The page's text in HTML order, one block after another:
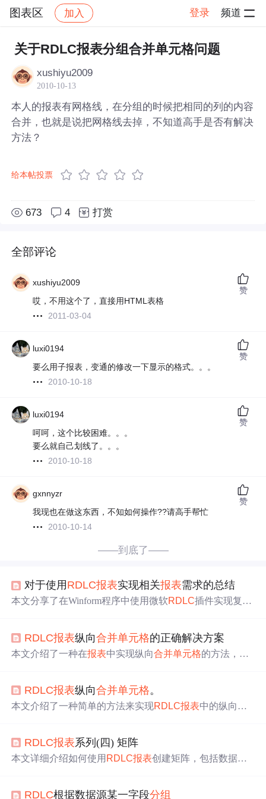
图表区 加入 登录 频道
社区 图表区 帖子详情
关于RDLC报表分组合并单元格问题
xushiyu2009
2010-10-13
本人的报表有网格线，在分组的时候把相同的列的内容
合并，也就是说把网格线去掉，不知道高手是否有解决
方法？
给本帖投票
673 4 打赏
全部评论
xushiyu2009
哎，不用这个了，直接用HTML表格
2011-03-04
赞
luxi0194
要么用子报表，变通的修改一下显示的格式。。。
2010-10-18
赞
luxi0194
呵呵，这个比较困难。。。
要么就自己划线了。。。
2010-10-18
赞
gxnnyzr
我现也在做这东西，不知如何操作??请高手帮忙
2010-10-14
赞
——到底了——
对于使用 RDLC报表实现相关报表需求的总结
本文分享了在Winform程序中使用微软RDLC插件实现复杂
RDLC报表纵向合并单元格的正确解决方案
本文介绍了一种在报表中实现纵向合并单元格的方法，通
RDLC报表纵向合并单元格。
本文介绍了一种简单的方法来实现RDLC报表中的纵向单
RDLC报表系列(四) 矩阵
本文详细介绍如何使用 RDLC报表创建矩阵，包括数据源
RDLC根据数据源某一字段分组